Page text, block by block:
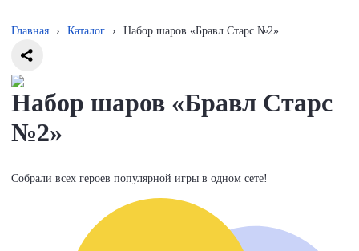
Главная › Каталог › Набор шаров «Бравл Старс №2»
Набор шаров «Бравл Старс
№2»
Собрали всех героев популярной игры в одном сете!